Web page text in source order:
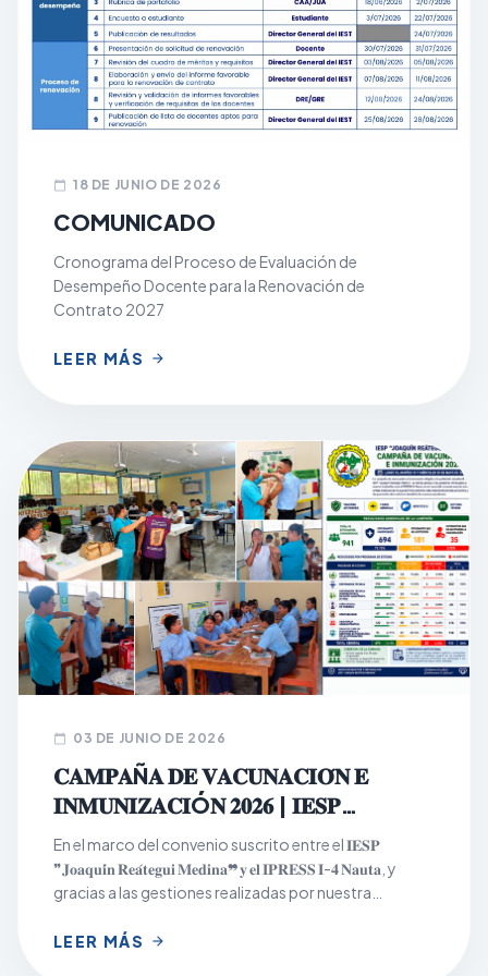
calendar_today 18 DE JUNIO DE 2026
COMUNICADO
Cronograma del Proceso de Evaluación de
Desempeño Docente para la Renovación de
Contrato 2027
LEER MÁS arrow_forward
calendar_today 03 DE JUNIO DE 2026
𝐂𝐀𝐌𝐏𝐀Ñ𝐀 𝐃𝐄 𝐕𝐀𝐂𝐔𝐍𝐀𝐂𝐈𝐎́𝐍 𝐄
𝐈𝐍𝐌𝐔𝐍𝐈𝐙𝐀𝐂𝐈Ó𝐍 𝟐𝟎𝟐𝟔 | 𝐈𝐄𝐒𝐏
𝐉𝐎𝐀𝐐𝐔𝐈́𝐍 𝐑𝐄𝐀́𝐓𝐄𝐆𝐔𝐈 𝐌𝐄𝐃𝐈𝐍𝐀
En el marco del convenio suscrito entre el 𝐈𝐄𝐒𝐏
❞𝐉𝐨𝐚𝐪𝐮𝐢́𝐧 𝐑𝐞𝐚́𝐭𝐞𝐠𝐮𝐢 𝐌𝐞𝐝𝐢𝐧𝐚❞ 𝐲 𝐞𝐥 𝐈𝐏𝐑𝐄𝐒𝐒 𝐈-𝟒 𝐍𝐚𝐮𝐭𝐚, y
gracias a las gestiones realizadas por nuestra
Vacunación e Inmunización 2026, dirigida a la
LEER MÁS arrow_forward